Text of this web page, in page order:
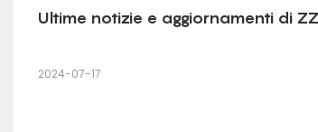
Ultime notizie e aggiornamenti di
2024-07-17